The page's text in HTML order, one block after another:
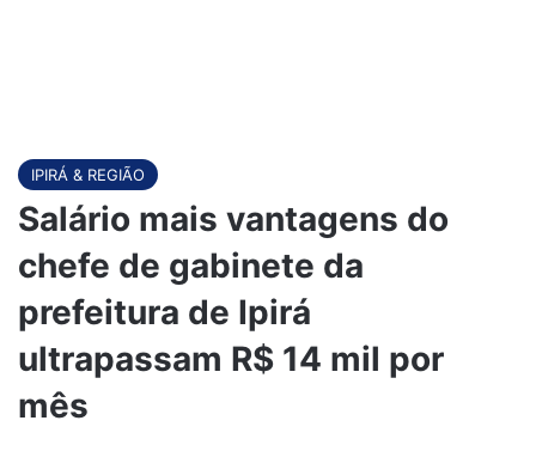
IPIRÁ & REGIÃO
Salário mais vantagens do
chefe de gabinete da
prefeitura de Ipirá
ultrapassam R$ 14 mil por
mês